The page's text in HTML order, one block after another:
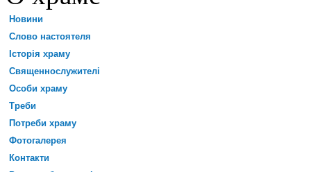
Новини
Слово настоятеля
Історія храму
Священнослужителі
Особи храму
Треби
Потреби храму
Фотогалерея
Контакти